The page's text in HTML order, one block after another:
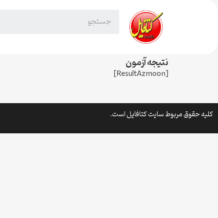
نتیجه آزمون
[ResultAzmoon]
کلیه حقوق مربوط سایت کتافایل است.